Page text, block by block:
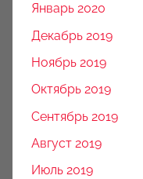
Январь 2020
Декабрь 2019
Ноябрь 2019
Октябрь 2019
Сентябрь 2019
Август 2019
Июль 2019